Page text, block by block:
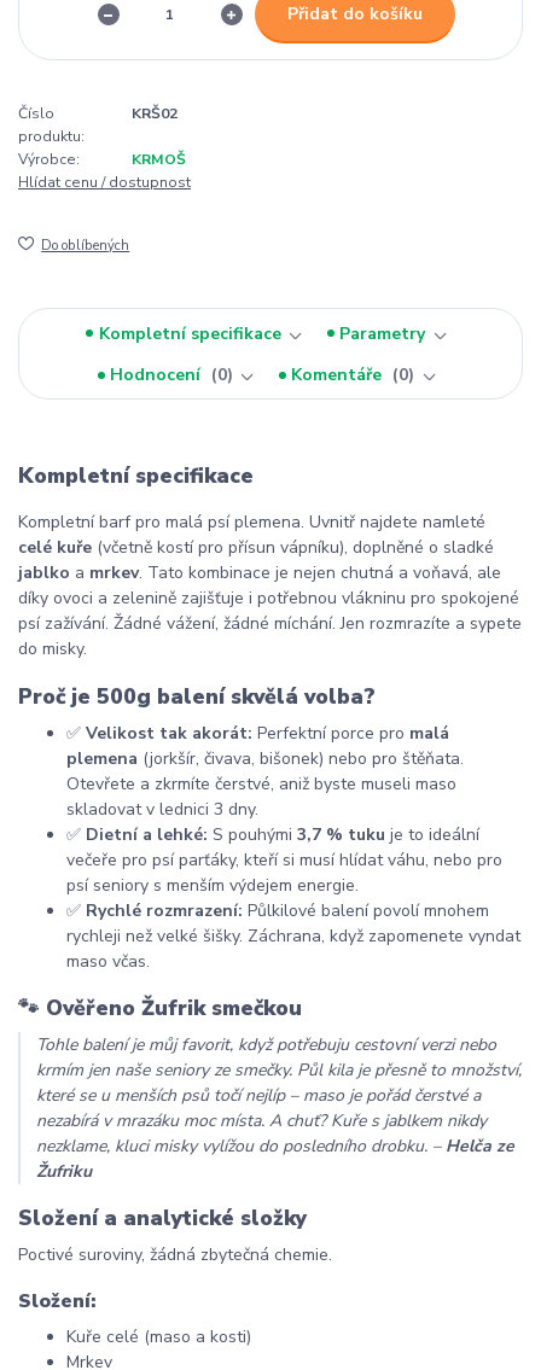
Přidat do košíku
Číslo
produktu:
KRŠ02
Výrobce:
KRMOŠ
Hlídat cenu / dostupnost
Do oblíbených
Kompletní specifikace
Parametry
Hodnocení
0 Komentáře 0
Kompletní specifikace
Kompletní barf pro malá psí plemena. Uvnitř najdete namleté
celé kuře (včetně kostí pro přísun vápníku), doplněné o sladké
jablko a mrkev. Tato kombinace je nejen chutná a voňavá, ale
díky ovoci a zelenině zajišťuje i potřebnou vlákninu pro spokojené
psí zažívání. Žádné vážení, žádné míchání. Jen rozmrazíte a sypete
do misky.
Proč je 500g balení skvělá volba?
✅ Velikost tak akorát: Perfektní porce pro malá
plemena (jorkšír, čivava, bišonek) nebo pro štěňata.
Otevřete a zkrmíte čerstvé, aniž byste museli maso
skladovat v lednici 3 dny.
✅ Dietní a lehké: S pouhými 3,7 % tuku je to ideální
večeře pro psí parťáky, kteří si musí hlídat váhu, nebo pro
psí seniory s menším výdejem energie.
✅ Rychlé rozmrazení: Půlkilové balení povolí mnohem
rychleji než velké šišky. Záchrana, když zapomenete vyndat
maso včas.
🐾 Ověřeno Žufrik smečkou
Tohle balení je můj favorit, když potřebuju cestovní verzi nebo
krmím jen naše seniory ze smečky. Půl kila je přesně to množství,
které se u menších psů točí nejlíp – maso je pořád čerstvé a
nezabírá v mrazáku moc místa. A chuť? Kuře s jablkem nikdy
nezklame, kluci misky vylížou do posledního drobku. – Helča ze
Žufriku
Složení a analytické složky
Poctivé suroviny, žádná zbytečná chemie.
Složení:
Kuře celé (maso a kosti)
Mrkev